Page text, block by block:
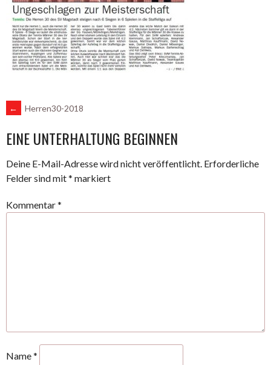
ARTIKEL-
NAVIGATION
← Herren30-2018
EINE UNTERHALTUNG BEGINNEN
Deine E-Mail-Adresse wird nicht veröffentlicht. Erforderliche
Felder sind mit* markiert
Kommentar*
Name*